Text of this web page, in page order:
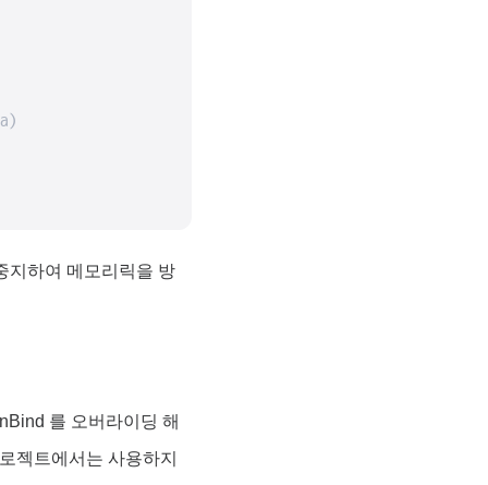
지하여 메모리릭을 방
를 오버라이딩 해
젝트에서는 사용하지